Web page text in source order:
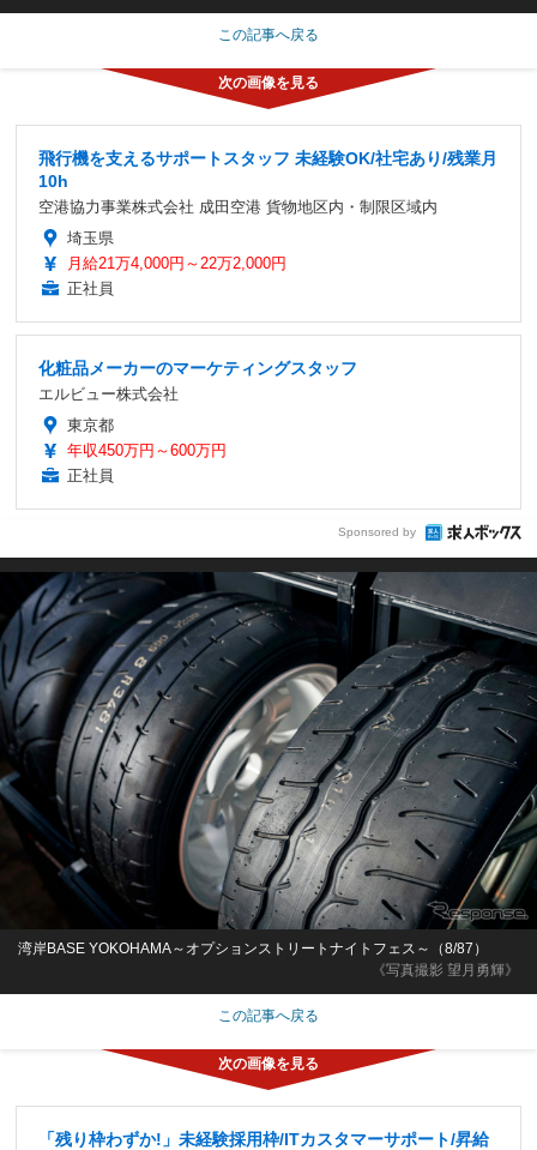
この記事へ戻る
飛行機を支えるサポートスタッフ 未経験OK/社宅あり/残業月
10h
空港協力事業株式会社 成田空港 貨物地区内・制限区域内
埼玉県
月給21万4,000円～22万2,000円
正社員
化粧品メーカーのマーケティングスタッフ
エルビュー株式会社
東京都
年収450万円～600万円
正社員
Sponsored by
《写真撮影 望月勇輝》
湾岸BASE YOKOHAMA～オプションストリートナイトフェス～（8/87）
この記事へ戻る
「残り枠わずか!」未経験採用枠/ITカスタマーサポート/昇給